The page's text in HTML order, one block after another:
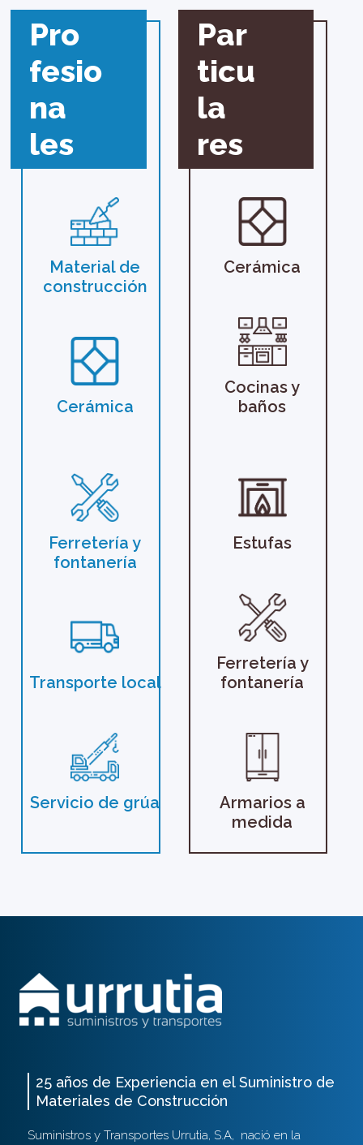
Pro
fesio
na
les
Material de
construcción
Cerámica
Ferretería y
fontanería
Transporte local
Servicio de grúa
Par
ticu
la
res
Cerámica
Cocinas y
baños
Estufas
Ferretería y
fontanería
Armarios a
medida
25 años de Experiencia en el Suministro de
Materiales de Construcción
Suministros y Transportes Urrutia, S.A, nació en la